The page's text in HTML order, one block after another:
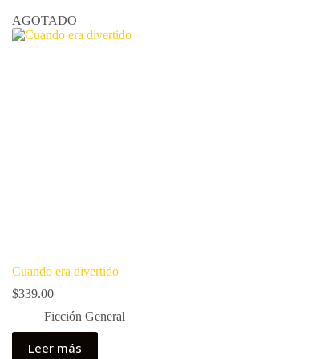
AGOTADO
Cuando era divertido
$339.00
Ficción General
Leer más